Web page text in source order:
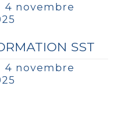
4 novembre
SST
4 novembre